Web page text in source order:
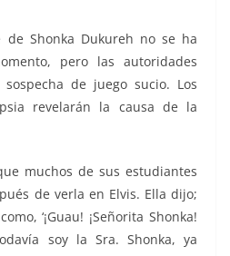
Shonka Dukureh no se ha
pero las autoridades
de juego sucio. Los
revelarán la causa de la
muchos de sus estudiantes
de verla en Elvis. Ella dijo;
‘¡Guau! ¡Señorita Shonka!
soy la Sra. Shonka, ya